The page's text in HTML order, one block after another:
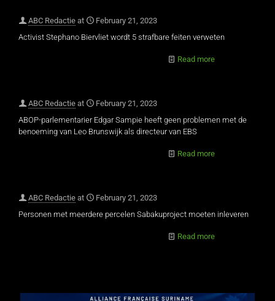
ABC Redactie at
February 21, 2023
Activist Stephano Biervliet wordt 5 strafbare feiten verweten
Read more
ABC Redactie at
February 21, 2023
ABOP-parlementarier Edgar Sampie heeft geen problemen met de
benoeming van Leo Brunswijk als directeur van EBS
Read more
ABC Redactie at
February 21, 2023
Personen met meerdere percelen Sabakuproject moeten inleveren
Read more